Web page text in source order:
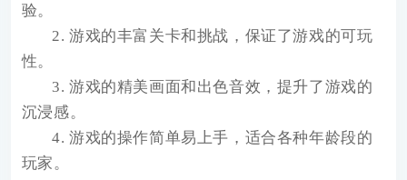
验。
2. 游戏的丰富关卡和挑战，保证了游戏的可玩
性。
3. 游戏的精美画面和出色音效，提升了游戏的
沉浸感。
4. 游戏的操作简单易上手，适合各种年龄段的
玩家。